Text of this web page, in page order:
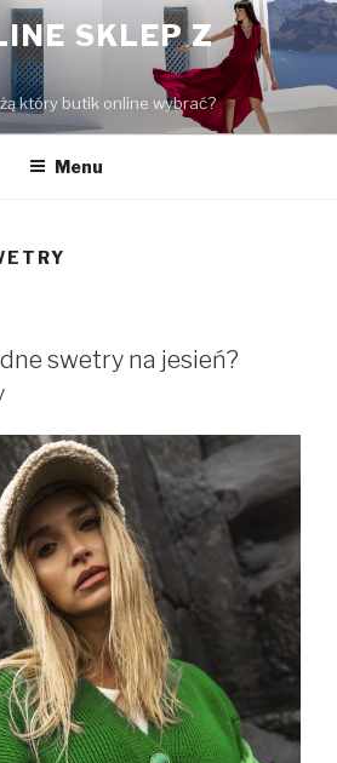
SKLEP Z
który butik online wybrać?
Menu
swetry na jesień?